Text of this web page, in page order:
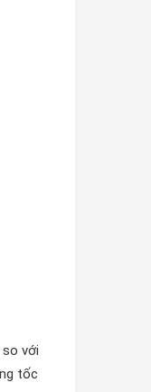
với
tốc